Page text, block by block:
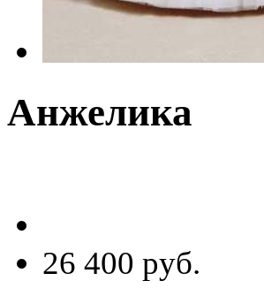
Анжелика
26 400 руб.